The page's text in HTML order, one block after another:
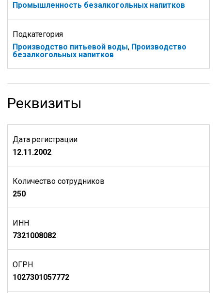
Промышленность безалкогольных напитков
Подкатегория
Производство питьевой воды, Производство
безалкогольных напитков
Реквизиты
Дата регистрации
12.11.2002
Количество сотрудников
250
ИНН
7321008082
ОГРН
1027301057772